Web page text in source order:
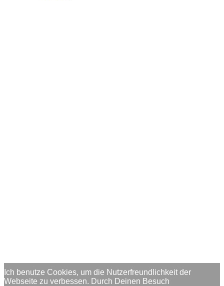
Ich benutze Cookies, um die Nutzerfreundlichkeit der
Webseite zu verbessen. Durch Deinen Besuch